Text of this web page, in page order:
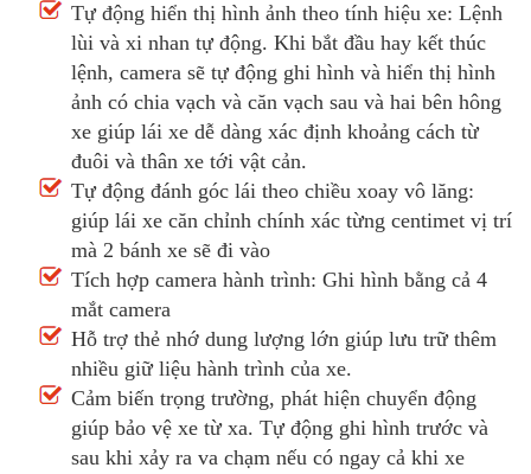
Tự động hiển thị hình ảnh theo tính hiệu xe: Lệnh
lùi và xi nhan tự động. Khi bắt đầu hay kết thúc
lệnh, camera sẽ tự động ghi hình và hiển thị hình
ảnh có chia vạch và căn vạch sau và hai bên hông
xe giúp lái xe dễ dàng xác định khoảng cách từ
đuôi và thân xe tới vật cản.
Tự động đánh góc lái theo chiều xoay vô lăng:
giúp lái xe căn chỉnh chính xác từng centimet vị trí
mà 2 bánh xe sẽ đi vào
Tích hợp camera hành trình: Ghi hình bằng cả 4
mắt camera
Hỗ trợ thẻ nhớ dung lượng lớn giúp lưu trữ thêm
nhiều giữ liệu hành trình của xe.
Cảm biến trọng trường, phát hiện chuyển động
giúp bảo vệ xe từ xa. Tự động ghi hình trước và
sau khi xảy ra va chạm nếu có ngay cả khi xe